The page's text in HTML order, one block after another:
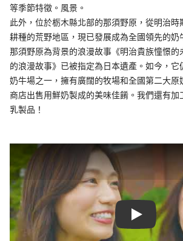
等季節特徵。風景。
此外，位於栃木縣北部的那須野原，從明治
耕種的荒野地區，現已發展成為全國領先的奶
那須野原為背景的浪漫故事《明治貴族憧憬
的浪漫故事》已被指定為日本遺產。如今，它
奶牛場之一，擁有廣闊的牧場和全國第二大原
商店出售用鮮奶製成的美味佳餚。我們還有
乳製品！